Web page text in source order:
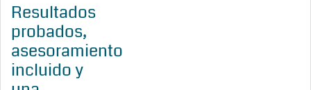
Resultados
probados,
asesoramiento
incluido y